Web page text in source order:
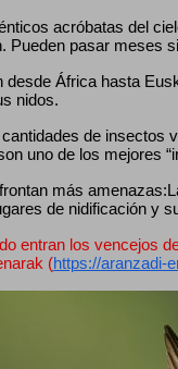
acróbatas del
Pueden pasar meses
desde África hasta
nidos.
de insectos
uno de los mejores
más
de nidificación y
entran los vencejos
(https://aranzadi-